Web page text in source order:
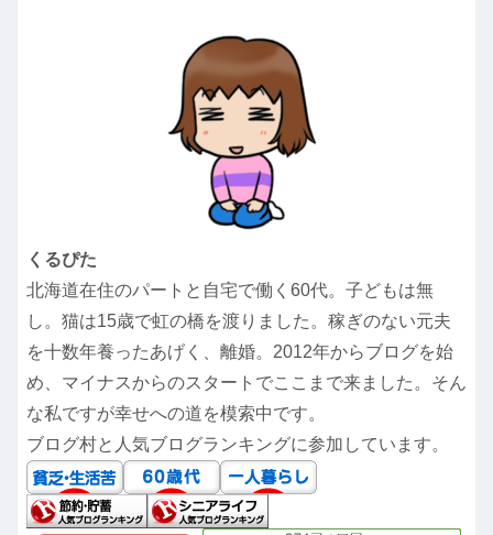
くるぴた
北海道在住のパートと自宅で働く60代。子どもは無
し。猫は15歳で虹の橋を渡りました。稼ぎのない元夫
を十数年養ったあげく、離婚。2012年からブログを始
め、マイナスからのスタートでここまで来ました。そん
な私ですが幸せへの道を模索中です。
ブログ村と人気ブログランキングに参加しています。